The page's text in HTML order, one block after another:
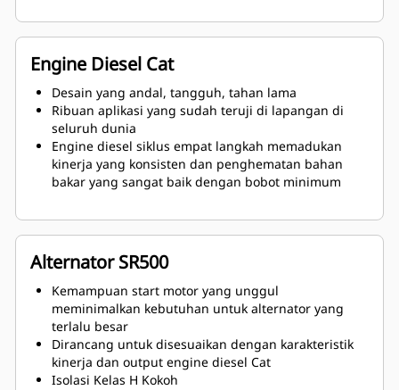
Engine Diesel Cat
Desain yang andal, tangguh, tahan lama
Ribuan aplikasi yang sudah teruji di lapangan di
seluruh dunia
Engine diesel siklus empat langkah memadukan
kinerja yang konsisten dan penghematan bahan
bakar yang sangat baik dengan bobot minimum
Alternator SR500
Kemampuan start motor yang unggul
meminimalkan kebutuhan untuk alternator yang
terlalu besar
Dirancang untuk disesuaikan dengan karakteristik
kinerja dan output engine diesel Cat
Isolasi Kelas H Kokoh